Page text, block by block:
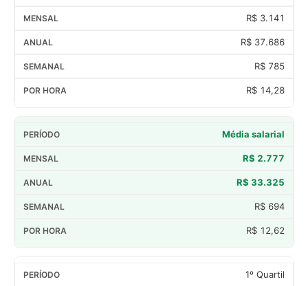
R$ 3.141
R$ 37.686
R$ 785
R$ 14,28
Média salarial
R$ 2.777
R$ 33.325
R$ 694
R$ 12,62
1º Quartil